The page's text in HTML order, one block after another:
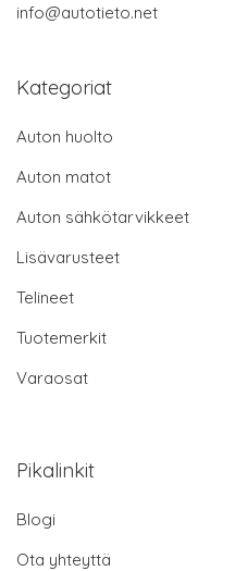
info@autotieto.net
Kategoriat
Auton huolto
Auton matot
Auton sähkötarvikkeet
Lisävarusteet
Telineet
Tuotemerkit
Varaosat
Pikalinkit
Blogi
Ota yhteyttä